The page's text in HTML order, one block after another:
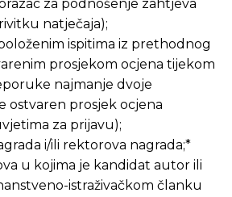
za podnošenje zahtjeva
natječaja);
ispitima iz prethodnog
prosjekom ocjena tijekom
najmanje dvoje
ostvaren prosjek ocjena
za prijavu);
i/ili rektorova nagrada;*
u kojima je kandidat autor ili
istraživačkom članku